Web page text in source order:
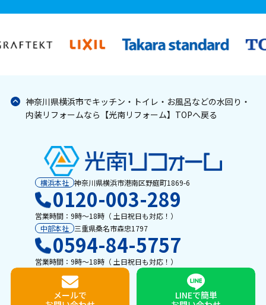
神奈川県横浜市でキッチン・トイレ・お風呂などの水回り・
内装リフォームなら【光南リフォーム】TOPへ戻る
横浜本社 神奈川県横浜市港南区野庭町1869-6
0120-003-289
営業時間：9時〜18時（ 土日祝日も対応！）
中部本社 三重県桑名市森忠1797
0594-84-5757
営業時間：9時〜18時（ 土日祝日も対応！）
メールで
LINEで簡単